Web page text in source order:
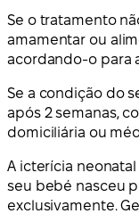
Se o tratamento
amamentar ou
acordando-o para
Se a condição do
após 2 semanas,
domiciliária ou
A icterícia
seu bebé nasceu
exclusivamente.